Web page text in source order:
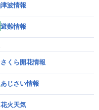
津波情報
避難情報
さくら開花情報
あじさい情報
花火天気